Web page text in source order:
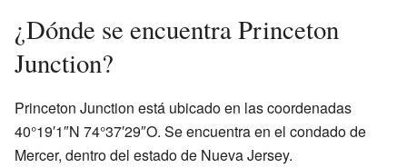
¿Dónde se encuentra Princeton
Junction?
Princeton Junction está ubicado en las coordenadas
40°19′1″N 74°37′29″O. Se encuentra en el condado de
Mercer, dentro del estado de Nueva Jersey.